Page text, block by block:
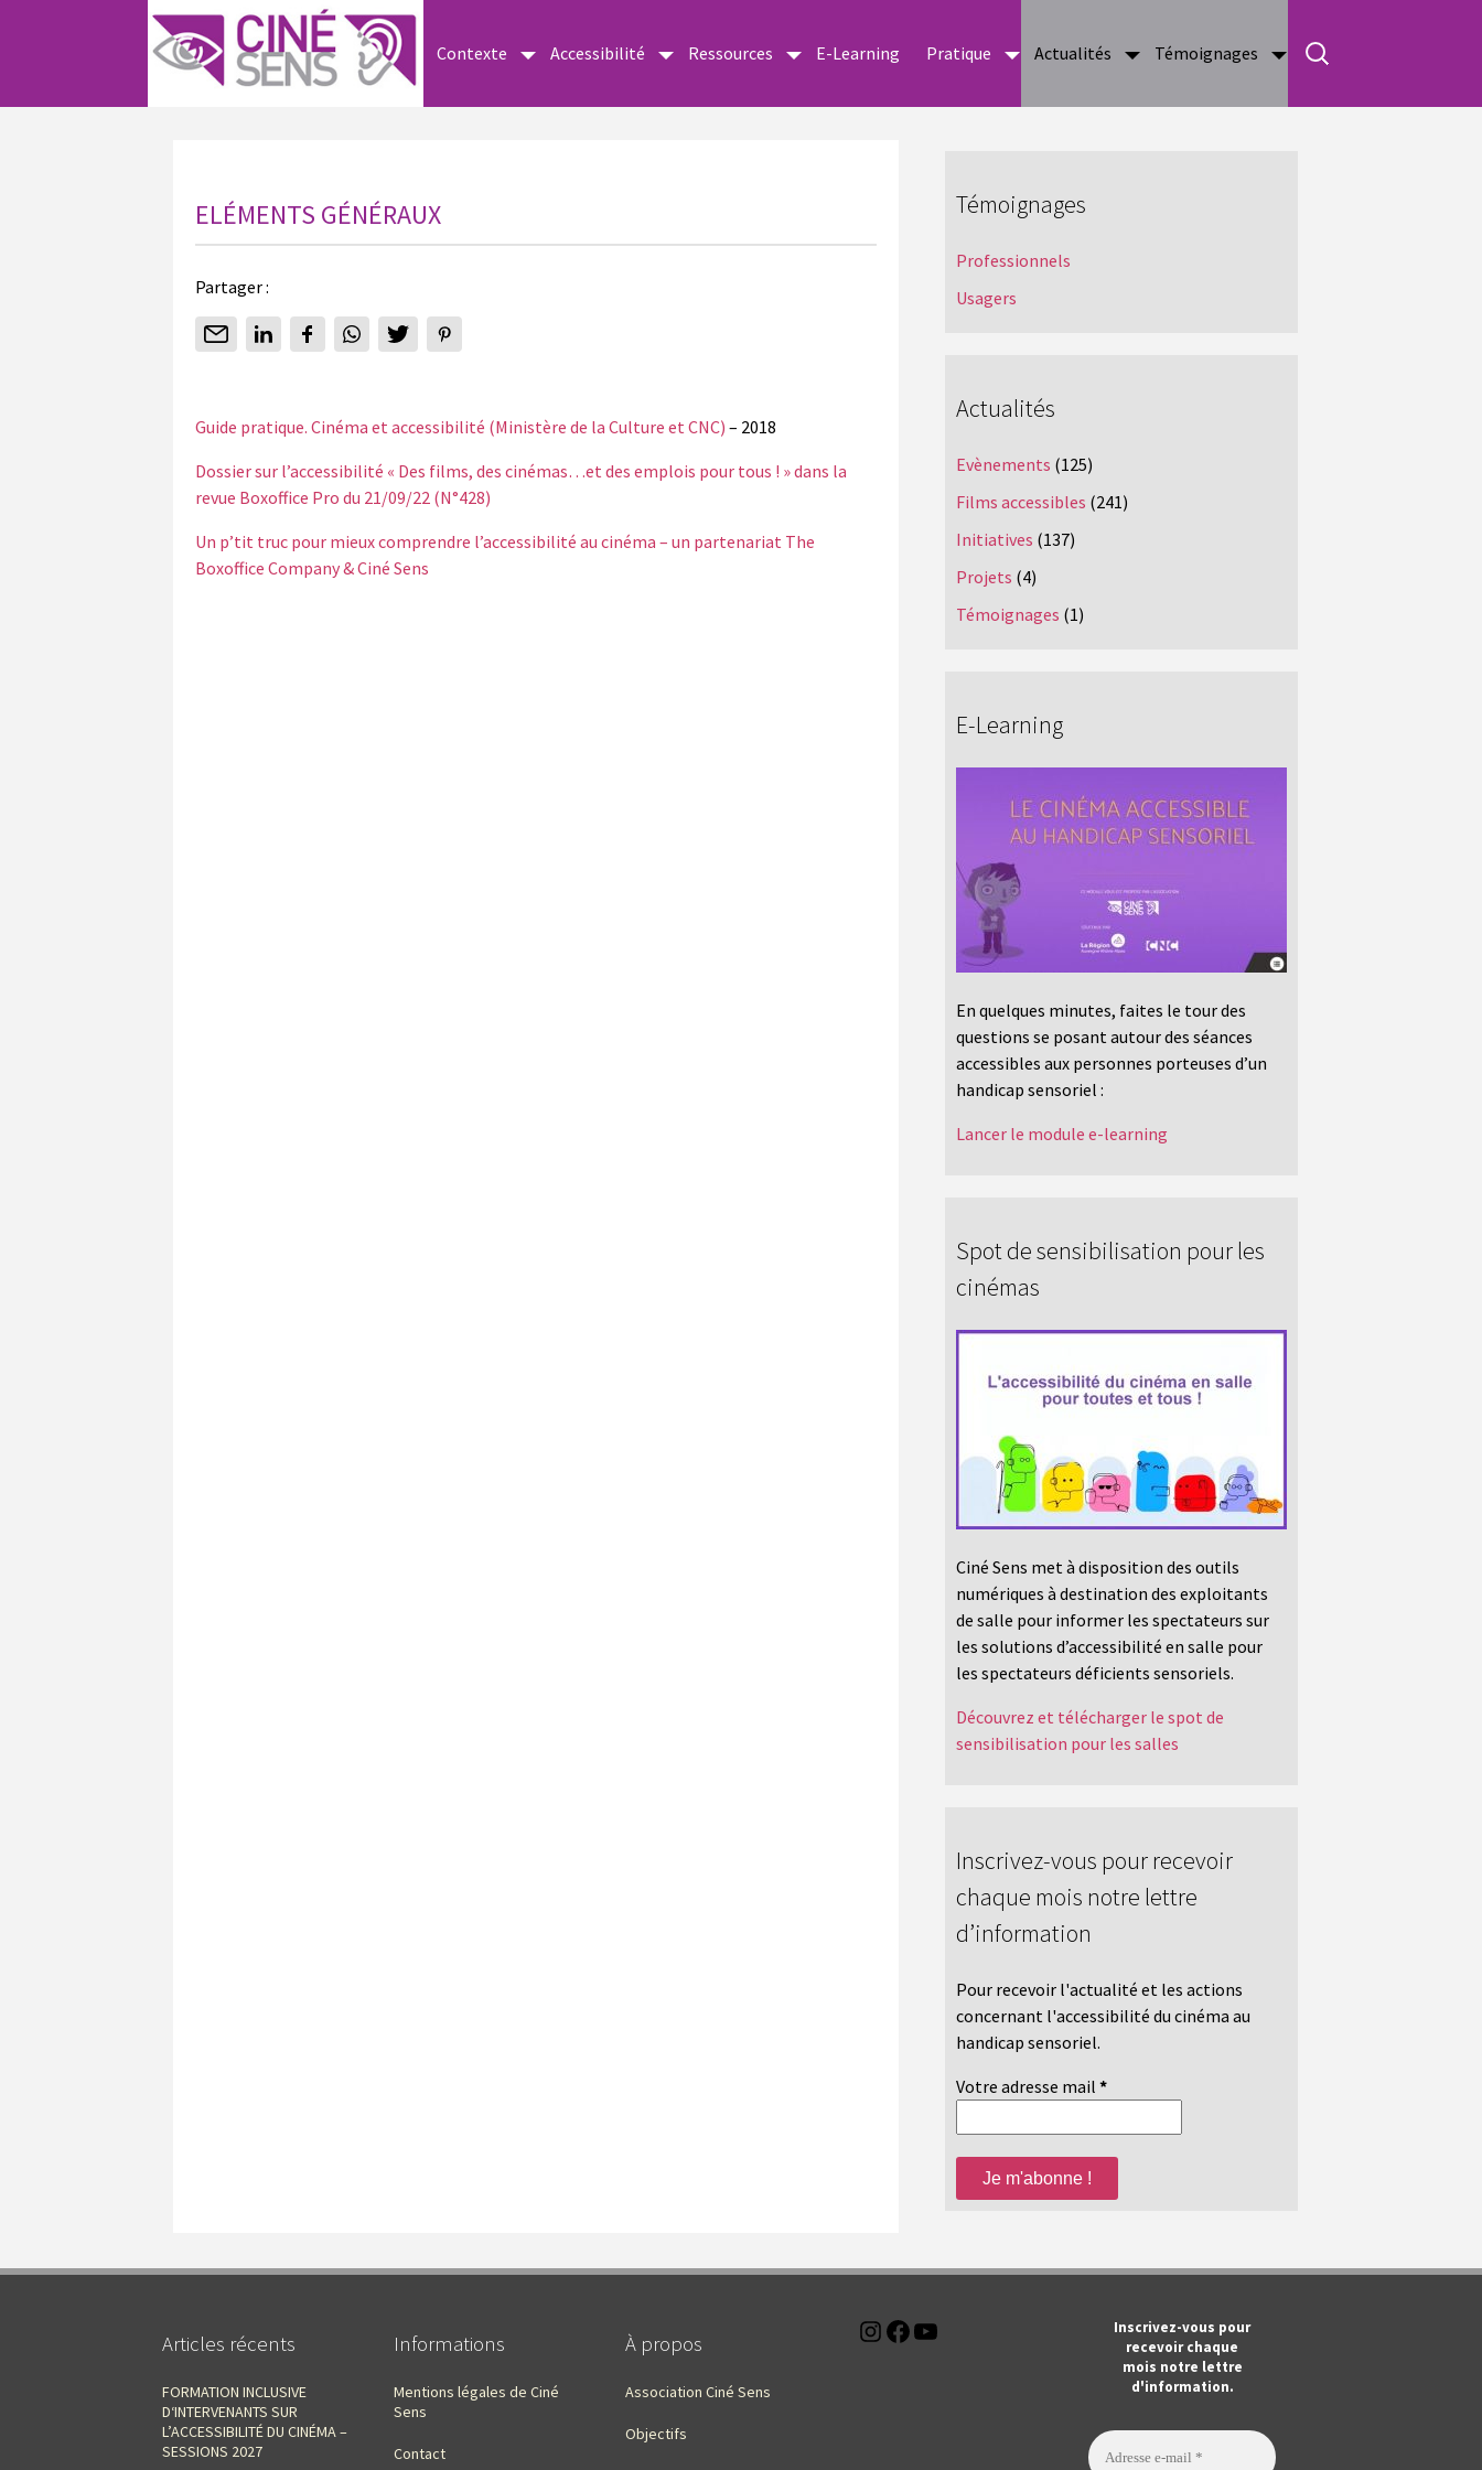
Contexte Accessibilité Ressources E-Learning Pratique Actualités Témoignages
ELÉMENTS GÉNÉRAUX
Partager :
Guide pratique. Cinéma et accessibilité (Ministère de la Culture et CNC) – 2018
Dossier sur l’accessibilité « Des films, des cinémas…et des emplois pour tous ! » dans la
revue Boxoffice Pro du 21/09/22 (N°428)
Un p’tit truc pour mieux comprendre l’accessibilité au cinéma – un partenariat The
Boxoffice Company & Ciné Sens
Témoignages
Professionnels
Usagers
Actualités
Evènements (125)
Films accessibles (241)
Initiatives (137)
Projets (4)
Témoignages (1)
E-Learning
En quelques minutes, faites le tour des
questions se posant autour des séances
accessibles aux personnes porteuses d’un
handicap sensoriel :
Lancer le module e-learning
Spot de sensibilisation pour les
cinémas
Ciné Sens met à disposition des outils
numériques à destination des exploitants
de salle pour informer les spectateurs sur
les solutions d’accessibilité en salle pour
les spectateurs déficients sensoriels.
Découvrez et télécharger le spot de
sensibilisation pour les salles
Inscrivez-vous pour recevoir
chaque mois notre lettre
d’information
Pour recevoir l'actualité et les actions
concernant l'accessibilité du cinéma au
handicap sensoriel.
Votre adresse mail *
Articles récents
FORMATION INCLUSIVE
D‘INTERVENANTS SUR
L’ACCESSIBILITÉ DU CINÉMA –
SESSIONS 2027
Informations
Mentions légales de Ciné
Sens
Contact
À propos
Association Ciné Sens
Objectifs
Instagram
Facebook
Inscrivez-vous pour
recevoir chaque
mois notre lettre
d'information.